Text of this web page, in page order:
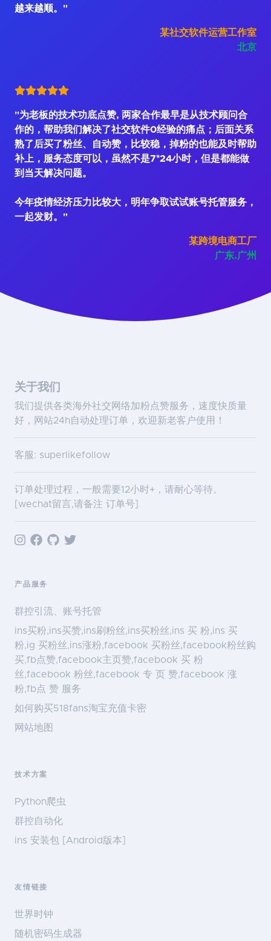
越来越顺。"
某社交软件运营工作室
北京
"为老板的技术功底点赞, 两家合作最早是从技术顾问合
作的，帮助我们解决了社交软件0经验的痛点；后面关系
熟了后买了粉丝、自动赞，比较稳，掉粉的也能及时帮助
补上，服务态度可以，虽然不是7*24小时，但是都能做
到当天解决问题。
今年疫情经济压力比较大，明年争取试试账号托管服务，
一起发财。"
某跨境电商工厂
广东.广州
关于我们
我们提供各类海外社交网络加粉点赞服务，速度快质量
好，网站24h自动处理订单，欢迎新老客户使用！
客服: superlikefollow
订单处理过程，一般需要12小时+，请耐心等待。
[wechat留言,请备注 订单号]
产品服务
群控引流、账号托管
ins买粉,ins买赞,ins刷粉丝,ins买粉丝,ins 买 粉,ins 买
粉,ig 买粉丝,ins涨粉,facebook 买粉丝,facebook粉丝购
买,fb点赞,facebook主页赞,facebook 买 粉
丝,facebook 粉丝,facebook 专 页 赞,facebook 涨
粉,fb点 赞 服务
如何购买518fans淘宝充值卡密
网站地图
技术方案
Python爬虫
群控自动化
ins 安装包 [Android版本]
友情链接
世界时钟
随机密码生成器